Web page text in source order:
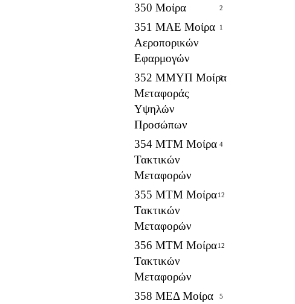
350 Μοίρα 2
351 ΜΑΕ Μοίρα
Αεροπορικών
Εφαρμογών
1
352 ΜΜΥΠ Μοίρα
Μεταφοράς
Υψηλών
Προσώπων
2
354 ΜΤΜ Μοίρα
Τακτικών
Μεταφορών
4
355 ΜΤΜ Μοίρα
Τακτικών
Μεταφορών
12
356 ΜΤΜ Μοίρα
Τακτικών
Μεταφορών
12
358 ΜΕΔ Μοίρα
5